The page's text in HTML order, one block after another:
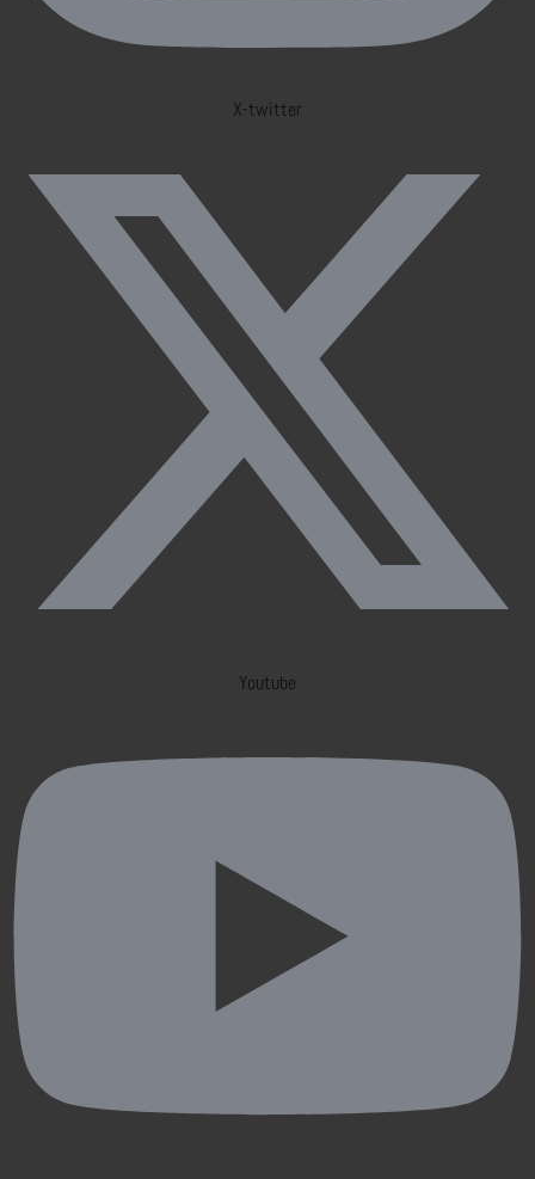
X-twitter
Youtube